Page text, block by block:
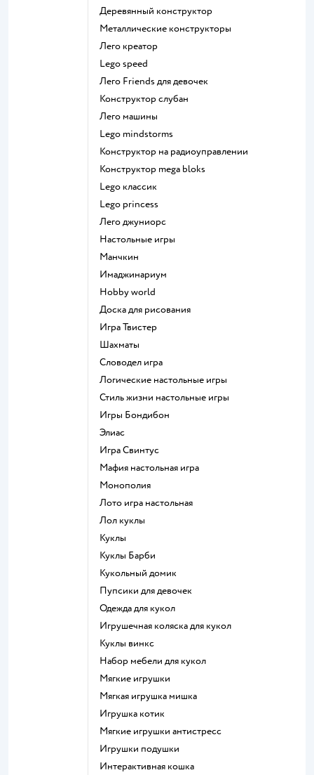
Деревянный конструктор
Металлические конструкторы
Лего креатор
Lego speed
Лего Friends для девочек
Конструктор слубан
Лего машины
Lego mindstorms
Конструктор на радиоуправлении
Конструктор mega bloks
Lego классик
Lego princess
Лего джуниорс
Настольные игры
Манчкин
Имаджинариум
Hobby world
Доска для рисования
Игра Твистер
Шахматы
Словодел игра
Логические настольные игры
Стиль жизни настольные игры
Игры Бондибон
Элиас
Игра Свинтус
Мафия настольная игра
Монополия
Лото игра настольная
Лол куклы
Куклы
Куклы Барби
Кукольный домик
Пупсики для девочек
Одежда для кукол
Игрушечная коляска для кукол
Куклы винкс
Набор мебели для кукол
Мягкие игрушки
Мягкая игрушка мишка
Игрушка котик
Мягкие игрушки антистресс
Игрушки подушки
Интерактивная кошка